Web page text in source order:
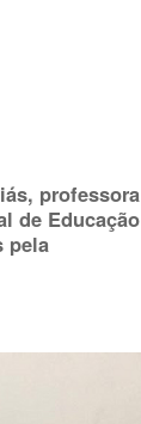
professora
de Educação
pela